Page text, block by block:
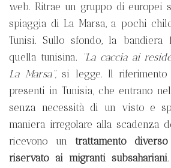
web. Ritrae un gruppo di europei
spiaggia di La Marsa, a pochi
Tunisi. Sullo sfondo, la bandiera
quella tunisina.
“La caccia ai
La Marsa”,si legge. Il
presenti in Tunisia, che entrano
senza necessità di un visto e
maniera irregolare alla scadenza
ricevono un trattamento
riservato ai migranti subsahariani